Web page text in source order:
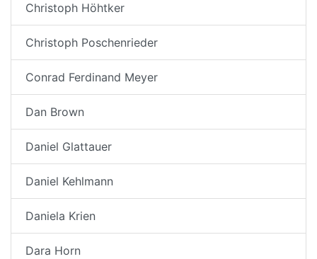
Christoph Höhtker
Christoph Poschenrieder
Conrad Ferdinand Meyer
Dan Brown
Daniel Glattauer
Daniel Kehlmann
Daniela Krien
Dara Horn